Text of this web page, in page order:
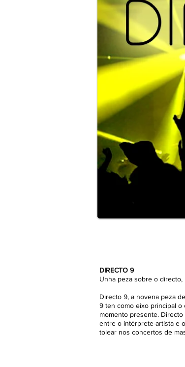
DIRECTO 9
Unha peza sobre o
Directo 9, a novena peza
9 ten como eixo principal
momento presente.
entre o intérprete-artista e
tolear nos concertos de